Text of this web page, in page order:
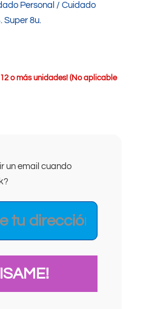
Personal / Cuidado
Super 8u.
o más unidades! (No aplicable
un email cuando